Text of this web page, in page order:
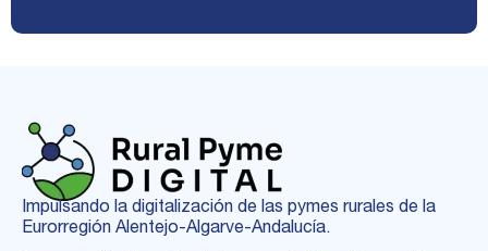
Impulsando la digitalización de las pymes rurales de la
Eurorregión Alentejo-Algarve-Andalucía.